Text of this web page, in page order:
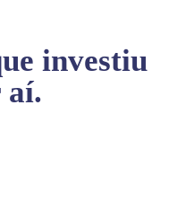
investiu
aí.